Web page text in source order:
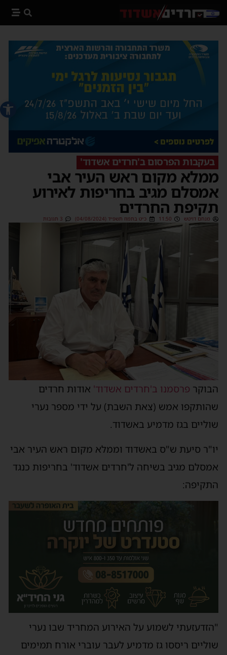
פתח
בעקבות הפרסום ב'חרדים אשדוד'
ממלא מקום ראש העיר אבי
אמסלם מגיב בחריפות לאירוע
תקיפת החרדים
מנחם דויטש 11:50 כ״ט בתמוז תשפ״ד (04/08/2024) 3 תגובות
הבוקר פרסמנו ב'חרדים אשדוד' אודות חרדים
שהותקפו אמש (צאת השבת) על ידי מספר נערי
שוליים בגז מדמיע באשדוד.
יו"ר סיעת ש"ס באשדוד וממלא מקום ראש העיר אבי
אמסלם מגיב בשיחה ל'חרדים אשדוד' בחריפות כנגד
התקיפה:
"הזדעזעתי לשמוע על האירוע המחריד שבו נערי
שוליים ריססו גז מדמיע לעבר עוברי אורח תמימים